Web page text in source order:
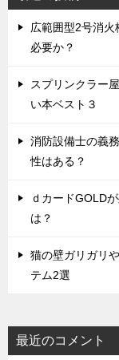
広範囲型2号消
必要か？
スプリンクラー
い本ベスト３
消防設備士の義
性はある？
ｄカードGOLD
は？
猫の壁ガリガリ
テム2選
最近のコメント